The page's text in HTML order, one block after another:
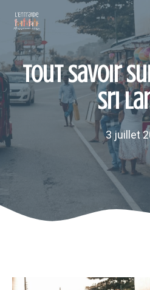
contenu
Tout savoir
Sri
3 juillet